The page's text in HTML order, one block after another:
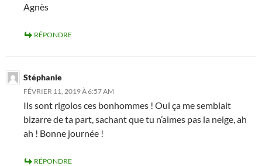
Agnès
RÉPONDRE
Stéphanie
FÉVRIER 11, 2019 À 6:57 AM
Ils sont rigolos ces bonhommes ! Oui ça me semblait
bizarre de ta part, sachant que tu n’aimes pas la neige, ah
ah ! Bonne journée !
RÉPONDRE